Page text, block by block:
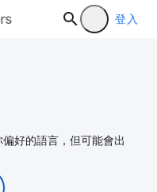
登入
好的語言，但可能會出